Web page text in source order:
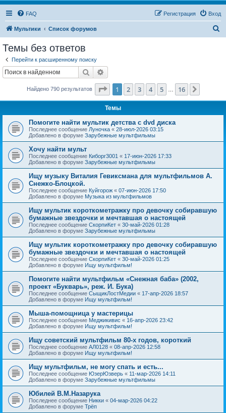
FAQ Вход
Регистрация
Мультики Список форумов
Темы без ответов
Перейти к расширенному поиску
Поиск
Найдено 790 результатов Страница из 16
1 2 3 4 5 16
Темы
Помогите найти мультик детства с dvd диска
Последнее сообщение Луночка « 28-июл-2026 03:15
Добавлено в форуме Зарубежные мультфильмы
Хочу найти мульт
Последнее сообщение Киборг3001 « 17-июн-2026 17:33
Добавлено в форуме Зарубежные мультфильмы
Ищу музыку Виталия Гевиксмана для мультфильмов А.
Снежко-Блоцкой.
Последнее сообщение Куйгорож « 07-июн-2026 17:50
Добавлено в форуме Музыка из мультфильмов
Ищу мультик короткометражку про девочку собиравшую
бумажные звездочки и мечтавшая о настоящей
Последнее сообщение СкорпиКет « 30-май-2026 01:28
Добавлено в форуме Зарубежные мультфильмы
Ищу мультик короткометражку про девочку собиравшую
бумажные звездочки и мечтавшая о настоящей
Последнее сообщение СкорпиКет « 30-май-2026 01:25
Добавлено в форуме Ищу мультфильм!
Помогите найти мультфильм «Снежная баба» (2002,
проект «Букварь», реж. И. Бука)
Последнее сообщение СыщикЛостМедии « 17-апр-2026 18:57
Добавлено в форуме Ищу мультфильм!
Мыша-помощница у мастерицы
Последнее сообщение Меджикивис « 16-апр-2026 23:42
Добавлено в форуме Ищу мультфильм!
Ищу советский мультфильм 80-х годов, короткий
Последнее сообщение АЛ0128 « 08-апр-2026 12:58
Добавлено в форуме Ищу мультфильм!
Ищу мультфильм, не могу спать и есть...
Последнее сообщение ЮзерЮзверь « 11-мар-2026 14:11
Добавлено в форуме Зарубежные мультфильмы
Юбилей В.М.Назарука
Последнее сообщение Никки « 04-мар-2026 04:22
Добавлено в форуме Трёп